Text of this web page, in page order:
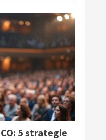
5 strategie